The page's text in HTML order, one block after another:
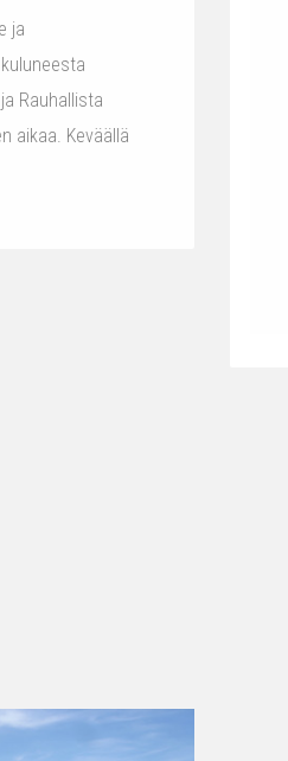
ja
Rauhallista
aikaa. Keväällä